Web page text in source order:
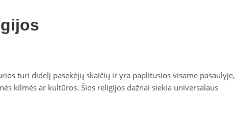
turi didelį pasekėjų skaičių ir yra paplitusios visame pasaulyje,
kilmės ar kultūros. Šios religijos dažnai siekia universalaus